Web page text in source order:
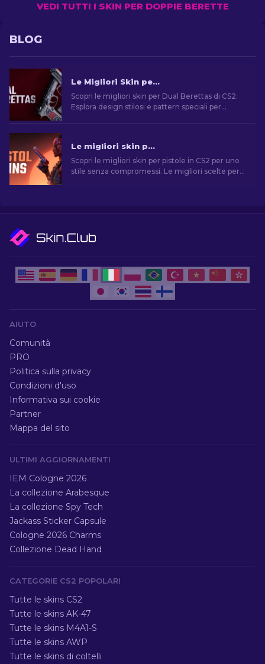
VEDI TUTTI I SKIN PER DOPPIE BERETTE
BLOG
Le Migliori Skin per Dual Berettas di CS2
Scopri le migliori skin per Dual Berettas di CS2.
Esplora design stilosi e pattern speciali per
Le migliori skin per pistola in CS2 [2026]
Scopri le migliori skin per pistole in CS2 per uno
stile senza compromessi. Le migliori scelte per
AIUTO
Comunità
PRO
Politica sulla privacy
Condizioni d'uso
Informativa sui cookie
Partner
Mappa del sito
ULTIMI AGGIORNAMENTI
IEM Cologne 2026
La collezione Arabesque
La collezione Spy Tech
Jackass Sticker Capsule
Cologne 2026 Charms
Collezione Dead Hand
CATEGORIE CS2 POPOLARI
Tutte le skins CS2
Tutte le skins AK-47
Tutte le skins M4A1-S
Tutte le skins AWP
Tutte le skins di coltelli